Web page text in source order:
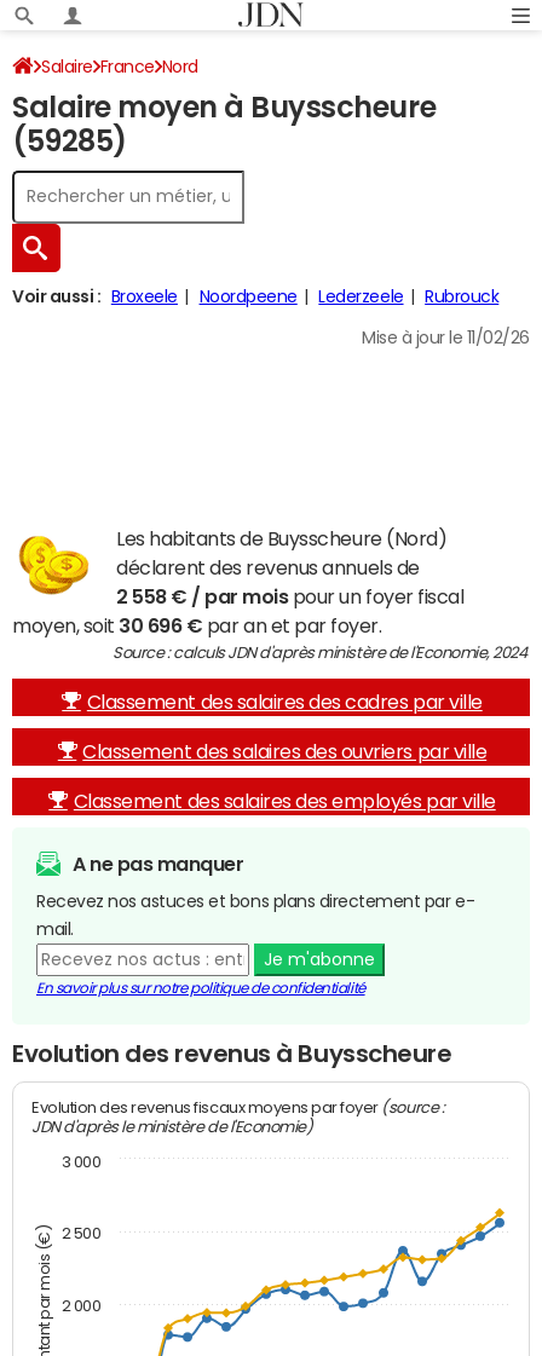
Salaire France Nord
Salaire moyen à Buysscheure
(59285)
Voir aussi : Broxeele Noordpeene Lederzeele Rubrouck
Mise à jour le 11/02/26
Les habitants de Buysscheure (Nord)
déclarent des revenus annuels de
2 558 € / par moispour un foyer fiscal
moyen, soit 30 696 € par an et par foyer.
Source : calculs JDN d'après ministère de l'Economie, 2024
Classement des salaires des cadres par ville
Classement des salaires des ouvriers par ville
Classement des salaires des employés par ville
A ne pas manquer
Recevez nos astuces et bons plans directement par e-
mail.
Je m'abonne
En savoir plus sur notre politique de confidentialité
Evolution des revenus à Buysscheure
Montant par mois (€)
Evolution des revenus fiscaux moyens par foyer (source :
JDN d'après le ministère de l'Economie)
2 000
2 500
3 000